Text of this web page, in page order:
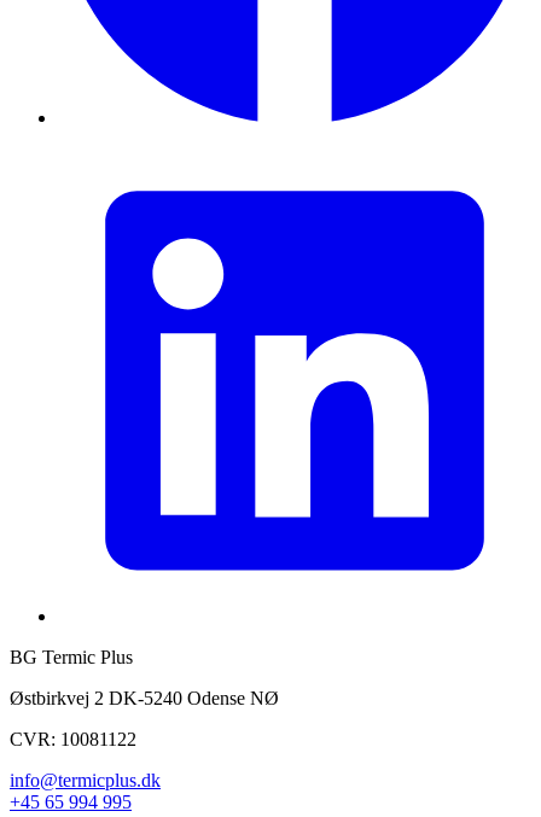
BG Termic Plus
Østbirkvej 2 DK-5240 Odense NØ
CVR: 10081122
info@termicplus.dk
+45 65 994 995